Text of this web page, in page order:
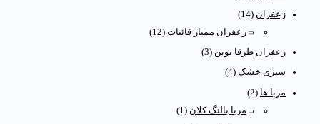
زعفران
(14)
زعفران ممتاز قائنات (12)
زعفران طرقا نوین (3)
سبزی خشک (4)
مربا ها (2)
مربا بالنگ کلان (1)